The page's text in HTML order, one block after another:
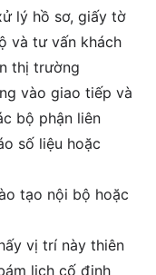
lý hồ sơ, giấy tờ
và tư vấn khách
thị trường
vào giao tiếp và
bộ phận liên
số liệu hoặc
tạo nội bộ hoặc
vị trí này thiên
lịch cố định